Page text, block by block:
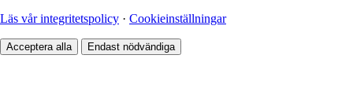
Läs vår integritetspolicy · Cookieinställningar
Acceptera alla Endast nödvändiga